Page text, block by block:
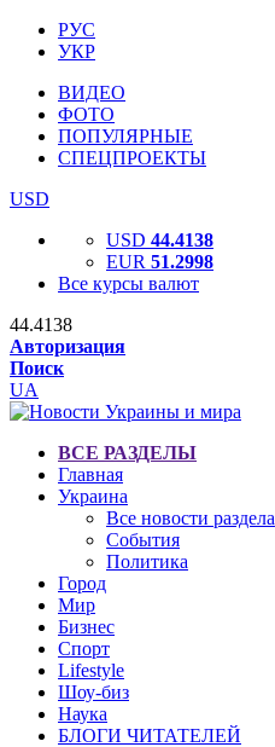
РУС
УКР
ВИДЕО
ФОТО
ПОПУЛЯРНЫЕ
СПЕЦПРОЕКТЫ
USD
USD 44.4138
EUR 51.2998
Все курсы валют
44.4138
Авторизация
Поиск
UA
ВСЕ РАЗДЕЛЫ
Главная
Украина
Все новости раздела
События
Политика
Город
Мир
Бизнес
Спорт
Lifestyle
Шоу-биз
Наука
БЛОГИ ЧИТАТЕЛЕЙ